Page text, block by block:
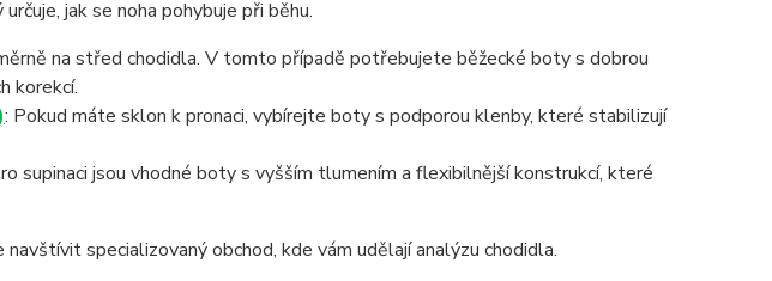
jak se noha pohybuje při běhu.
na střed chodidla. V tomto případě potřebujete běžecké boty s dobrou
korekcí.
: Pokud máte sklon k pronaci, vybírejte boty s podporou klenby, které stabilizují
supinaci jsou vhodné boty s vyšším tlumením a flexibilnější konstrukcí, které
specializovaný obchod, kde vám udělají analýzu chodidla.